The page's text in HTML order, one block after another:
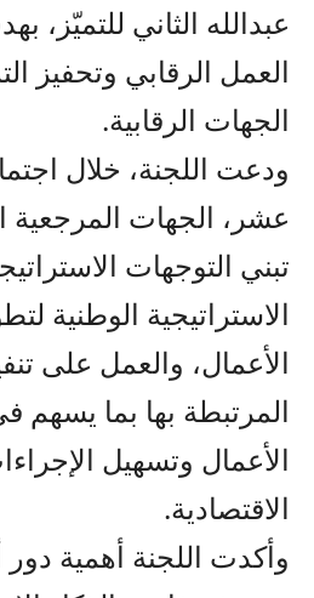
عبدالله الثاني للتميّز،
العمل الرقابي وتحفيز
الجهات الرقابية.
ودعت اللجنة، خلال
عشر، الجهات المرجعية
تبني التوجهات
الاستراتيجية الوطنية
الأعمال، والعمل على
المرتبطة بها بما يسهم
الأعمال وتسهيل
الاقتصادية.
وأكدت اللجنة أهمية